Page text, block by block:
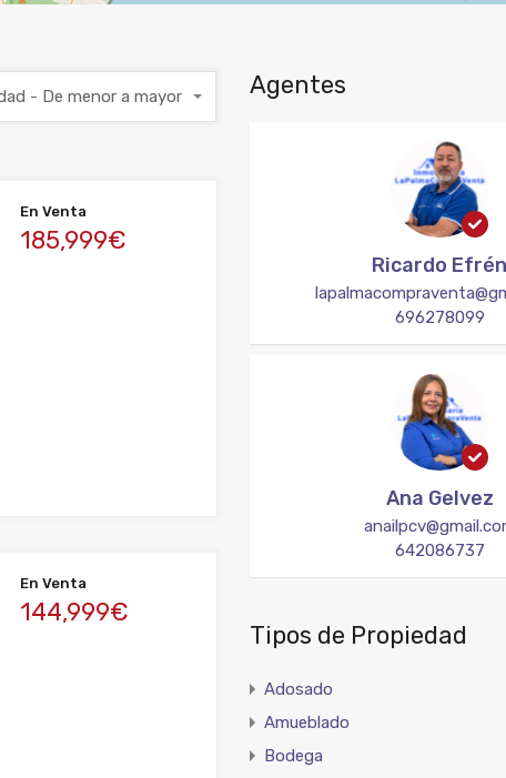
- De menor a mayor
En Venta
185,999€
En Venta
144,999€
Agentes
Ricardo Efrén
696278099
Ana Gelvez
642086737
Tipos de Propiedad
Adosado
Amueblado
Bodega